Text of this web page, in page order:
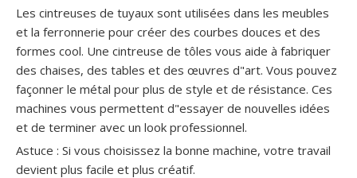
Les cintreuses de tuyaux sont utilisées dans les meubles
et la ferronnerie pour créer des courbes douces et des
formes cool. Une cintreuse de tôles vous aide à fabriquer
des chaises, des tables et des œuvres d"art. Vous pouvez
façonner le métal pour plus de style et de résistance. Ces
machines vous permettent d"essayer de nouvelles idées
et de terminer avec un look professionnel.
Astuce : Si vous choisissez la bonne machine, votre travail
devient plus facile et plus créatif.